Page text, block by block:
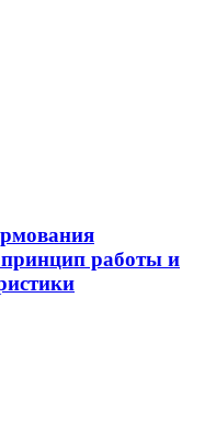
принцип работы и